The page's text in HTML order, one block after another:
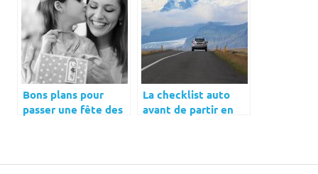
Bons plans pour
passer une fête des
La checklist auto
avant de partir en